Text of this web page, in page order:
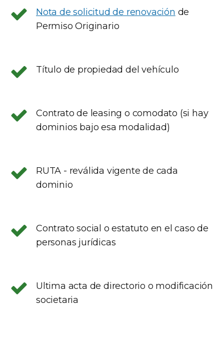
Nota de solicitud de renovación de
Permiso Originario
Título de propiedad del vehículo
Contrato de leasing o comodato (si hay
dominios bajo esa modalidad)
RUTA - reválida vigente de cada
dominio
Contrato social o estatuto en el caso de
personas jurídicas
Ultima acta de directorio o modificación
societaria